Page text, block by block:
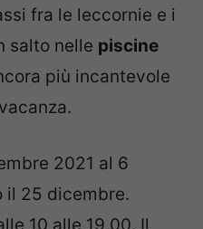
fra le leccornie e i
salto nelle piscine
più incantevole
2021 al 6
il 25 dicembre.